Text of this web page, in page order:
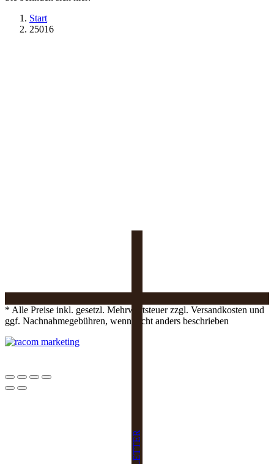
Start
25016
* Alle Preise inkl. gesetzl. Mehrwertsteuer zzgl. Versandkosten und
ggf. Nachnahmegebühren, wenn nicht anders beschrieben